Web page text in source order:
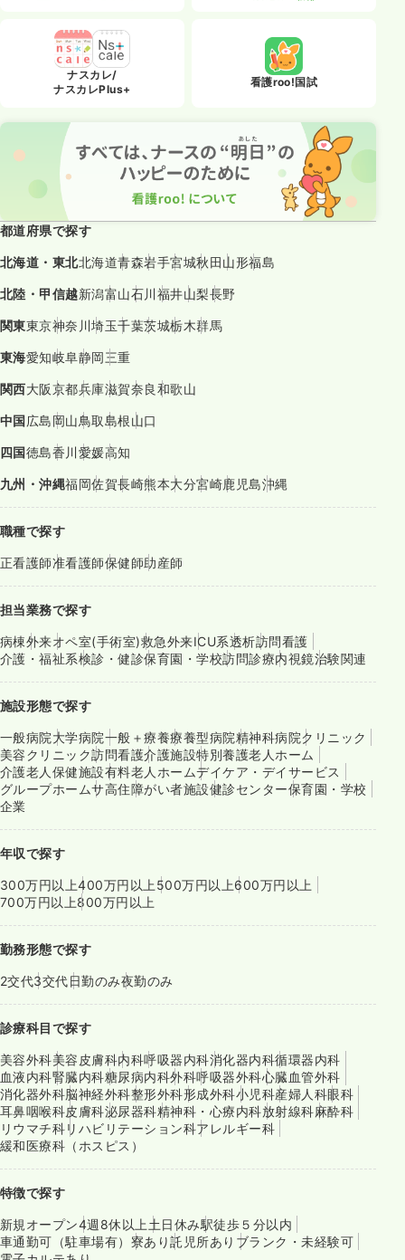
ナスカレ/
ナスカレPlus+
看護roo!国試
都道府県で探す
北海道・東北北海道青森岩手宮城秋田山形福島
北陸・甲信越新潟富山石川福井山梨長野
関東東京神奈川埼玉千葉茨城栃木群馬
東海愛知岐阜静岡三重
関西大阪京都兵庫滋賀奈良和歌山
中国広島岡山鳥取島根山口
四国徳島香川愛媛高知
九州・沖縄福岡佐賀長崎熊本大分宮崎鹿児島沖縄
職種で探す
正看護師准看護師保健師助産師
担当業務で探す
病棟外来オペ室(手術室)救急外来ICU系透析訪問看護
介護・福祉系検診・健診保育園・学校訪問診療内視鏡治験関連
施設形態で探す
一般病院大学病院一般＋療養療養型病院精神科病院クリニック
美容クリニック訪問看護介護施設特別養護老人ホーム
介護老人保健施設有料老人ホームデイケア・デイサービス
グループホームサ高住障がい者施設健診センター保育園・学校
企業
年収で探す
300万円以上400万円以上 500万円以上600万円以上
700万円以上800万円以上
勤務形態で探す
2交代3交代日勤のみ夜勤のみ
診療科目で探す
美容外科美容皮膚科内科呼吸器内科消化器内科循環器内科
血液内科腎臓内科糖尿病内科外科呼吸器外科心臓血管外科
消化器外科脳神経外科整形外科形成外科小児科産婦人科眼科
耳鼻咽喉科皮膚科泌尿器科精神科・心療内科放射線科麻酔科
リウマチ科リハビリテーション科アレルギー科
緩和医療科（ホスピス）
特徴で探す
新規オープン4週8休以上 土日休み駅徒歩５分以内
車通勤可（駐車場有） 寮あり託児所あり ブランク・未経験可